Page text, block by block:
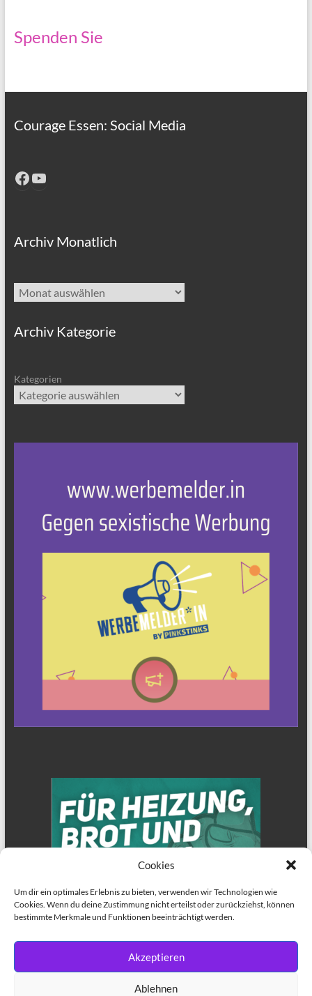
Cookies
Um dir ein optimales Erlebnis zu bieten, verwenden wir Technologien wie
Cookies. Wenn du deine Zustimmung nicht erteilst oder zurückziehst, können
bestimmte Merkmale und Funktionen beeinträchtigt werden.
Akzeptieren
Ablehnen
Spenden Sie
Courage Essen: Social Media
Facebook
YouTube
Archiv Monatlich
Archiv
Archiv Kategorie
Kategorien